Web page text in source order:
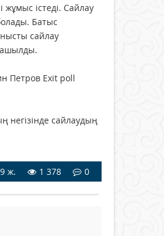
істеді. Сайлау
Батыс
сайлау
ашылды.
Петров Exit poll
негізінде сайлаудың
ж. 1 378 0